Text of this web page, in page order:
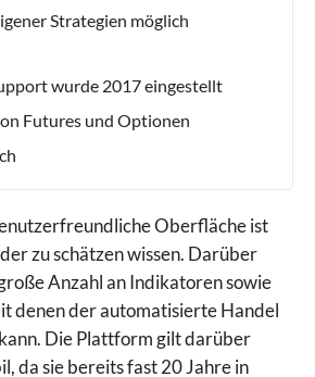
Strategien möglich
wurde 2017 eingestellt
Futures und Optionen
Oberfläche ist
zu schätzen wissen. Darüber
Anzahl an Indikatoren sowie
denen der automatisierte Handel
Die Plattform gilt darüber
da sie bereits fast 20 Jahre in